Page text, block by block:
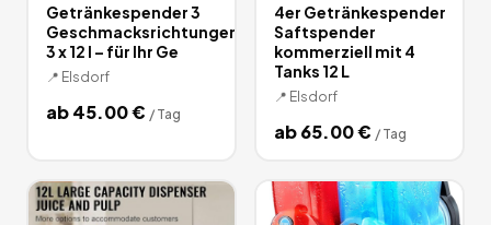
Getränkespender 3
Geschmacksrichtungen
3 x 12 l – für Ihr Ge
📍 Elsdorf
ab45.00€ / Tag
4er Getränkespender
Saftspender
kommerziell mit 4
Tanks 12 L
📍 Elsdorf
ab65.00€ / Tag